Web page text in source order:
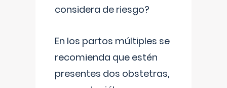
considera de riesgo?
En los partos múltiples se
recomienda que estén
presentes dos obstetras,